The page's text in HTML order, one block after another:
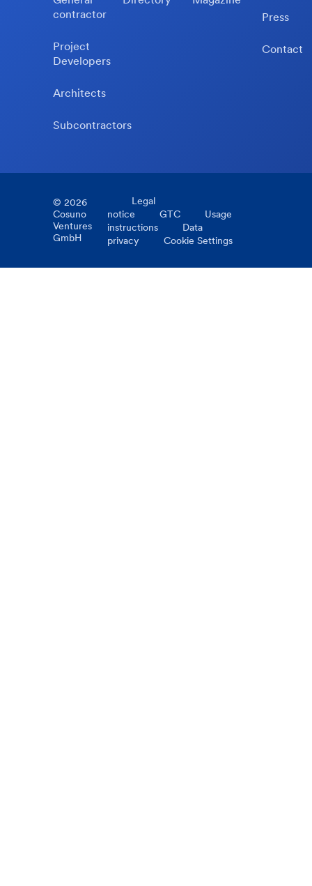
contractor
Project
Developers
Architects
Subcontractors
Press
Contact
© 2026
Cosuno
Ventures
GmbH
Legal
notice
GTC
Usage
instructions
Data
privacy
Cookie Settings